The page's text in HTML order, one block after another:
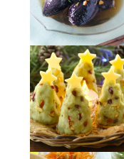
お弁当
お祝い
おつまみ/おや
主菜
あえるハコネー
あえるハコネ
シャンタンシリ
シャンタン粉末